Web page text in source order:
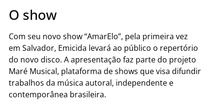
O show
Com seu novo show “AmarElo”, pela primeira vez
em Salvador, Emicida levará ao público o repertório
do novo disco. A apresentação faz parte do projeto
Maré Musical, plataforma de shows que visa difundir
trabalhos da música autoral, independente e
contemporânea brasileira.